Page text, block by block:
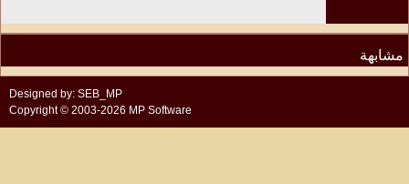
مشابهة
Designed by: SEB_MP
Copyright © 2003-2026 MP Software